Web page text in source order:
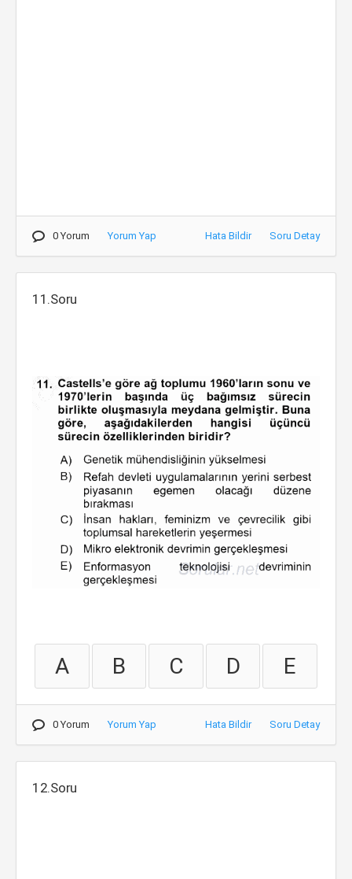
0 Yorum Yorum Yap Hata Bildir Soru Detay
11.Soru
A B C D E
0 Yorum Yorum Yap Hata Bildir Soru Detay
12.Soru